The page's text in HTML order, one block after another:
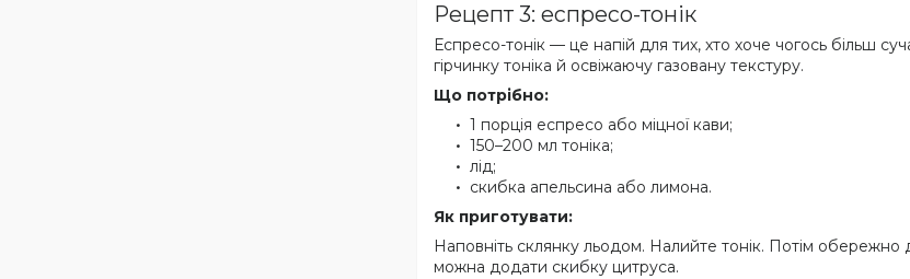
Рецепт 3: еспресо-тонік
Еспресо-тонік — це напій для тих, хто хоче чогось більш
гірчинку тоніка й освіжаючу газовану текстуру.
Що потрібно:
1 порція еспресо або міцної кави;
150–200 мл тоніка;
лід;
скибка апельсина або лимона.
Як приготувати:
Наповніть склянку льодом. Налийте тонік. Потім
можна додати скибку цитруса.